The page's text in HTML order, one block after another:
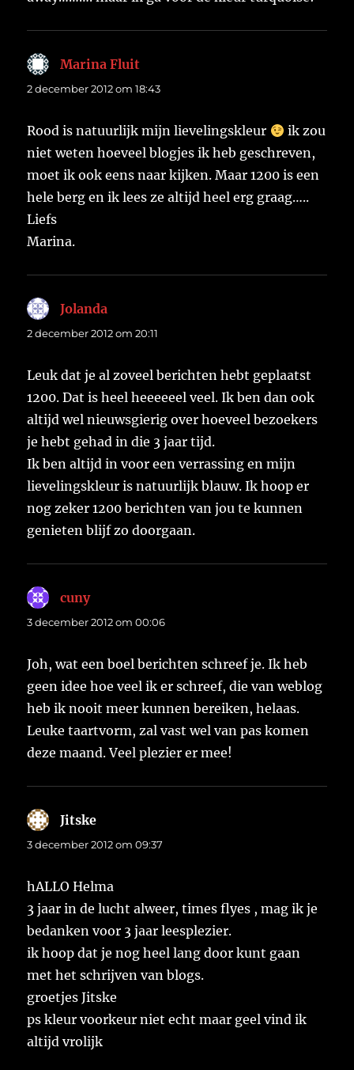
Marina Fluit
2 december 2012 om 18:43
Rood is natuurlijk mijn lievelingskleur
ik zou
niet weten hoeveel blogjes ik heb geschreven,
moet ik ook eens naar kijken. Maar 1200 is een
hele berg en ik lees ze altijd heel erg graag…..
Liefs
Marina.
Jolanda
2 december 2012 om 20:11
Leuk dat je al zoveel berichten hebt geplaatst
1200. Dat is heel heeeeeel veel. Ik ben dan ook
altijd wel nieuwsgierig over hoeveel bezoekers
je hebt gehad in die 3 jaar tijd.
Ik ben altijd in voor een verrassing en mijn
lievelingskleur is natuurlijk blauw. Ik hoop er
nog zeker 1200 berichten van jou te kunnen
genieten blijf zo doorgaan.
cunyschreef:
3 december 2012 om 00:06
Joh, wat een boel berichten schreef je. Ik heb
geen idee hoe veel ik er schreef, die van weblog
heb ik nooit meer kunnen bereiken, helaas.
Leuke taartvorm, zal vast wel van pas komen
deze maand. Veel plezier er mee!
Jitske
3 december 2012 om 09:37
hALLO Helma
3 jaar in de lucht alweer, times flyes , mag ik je
bedanken voor 3 jaar leesplezier.
ik hoop dat je nog heel lang door kunt gaan
met het schrijven van blogs.
groetjes Jitske
ps kleur voorkeur niet echt maar geel vind ik
altijd vrolijk